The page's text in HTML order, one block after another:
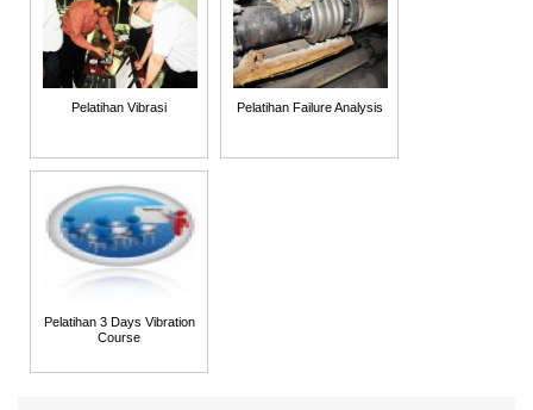
Pelatihan Vibrasi Pelatihan Failure Analysis
Pelatihan 3 Days Vibration
Course